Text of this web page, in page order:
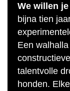
We willen
bijna tien
Een
talentvolle
honden.